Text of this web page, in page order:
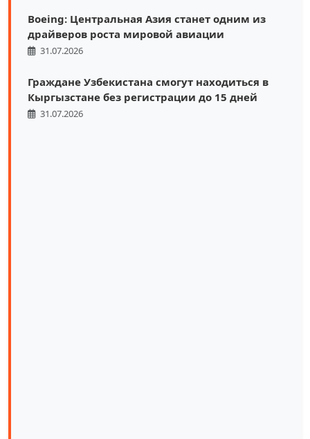
Boeing: Центральная Азия станет одним из
драйверов роста мировой авиации
31.07.2026
Граждане Узбекистана смогут находиться в
Кыргызстане без регистрации до 15 дней
31.07.2026